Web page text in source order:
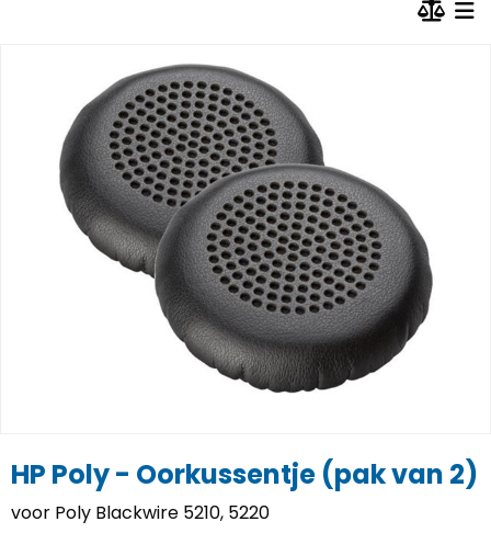
HP Poly - Oorkussentje (pak van 2)
voor Poly Blackwire 5210, 5220